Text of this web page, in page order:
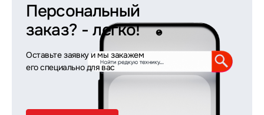
Персональный
заказ? - легко!
Оставьте заявку и мы закажем
его специально для вас